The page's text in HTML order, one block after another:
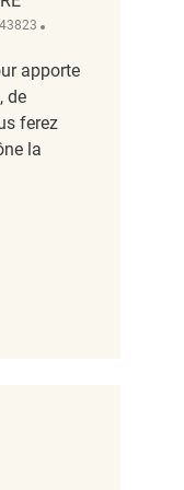
apporte
de
ferez
la
magasin Marchandisage